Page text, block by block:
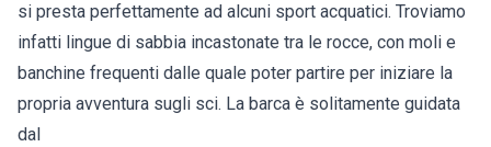
si presta perfettamente ad alcuni sport acquatici. Troviamo
infatti lingue di sabbia incastonate tra le rocce, con moli e
banchine frequenti dalle quale poter partire per iniziare la
propria avventura sugli sci. La barca è solitamente guidata
dal